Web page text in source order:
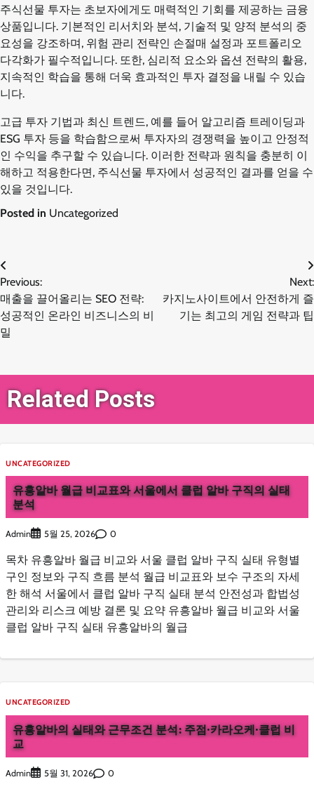
주식선물 투자는 초보자에게도 매력적인 기회를 제공하는 금융
상품입니다. 기본적인 리서치와 분석, 기술적 및 양적 분석의 중
요성을 강조하며, 위험 관리 전략인 손절매 설정과 포트폴리오
다각화가 필수적입니다. 또한, 심리적 요소와 옵션 전략의 활용,
지속적인 학습을 통해 더욱 효과적인 투자 결정을 내릴 수 있습
니다.
고급 투자 기법과 최신 트렌드, 예를 들어 알고리즘 트레이딩과
ESG 투자 등을 학습함으로써 투자자의 경쟁력을 높이고 안정적
인 수익을 추구할 수 있습니다. 이러한 전략과 원칙을 충분히 이
해하고 적용한다면, 주식선물 투자에서 성공적인 결과를 얻을 수
있을 것입니다.
Posted in Uncategorized
글
탐
Previous:
매출을 끌어올리는 SEO 전략:
성공적인 온라인 비즈니스의 비
밀
Next:
카지노사이트에서 안전하게 즐
기는 최고의 게임 전략과 팁
Related Posts
UNCATEGORIZED
유흥알바 월급 비교표와 서울에서 클럽 알바 구직의 실태
분석
Admin 5월 25, 2026 0
목차 유흥알바 월급 비교와 서울 클럽 알바 구직 실태 유형별
구인 정보와 구직 흐름 분석 월급 비교표와 보수 구조의 자세
한 해석 서울에서 클럽 알바 구직 실태 분석 안전성과 합법성
관리와 리스크 예방 결론 및 요약 유흥알바 월급 비교와 서울
클럽 알바 구직 실태 유흥알바의 월급
UNCATEGORIZED
유흥알바의 실태와 근무조건 분석: 주점·카라오케·클럽 비
교
Admin 5월 31, 2026 0